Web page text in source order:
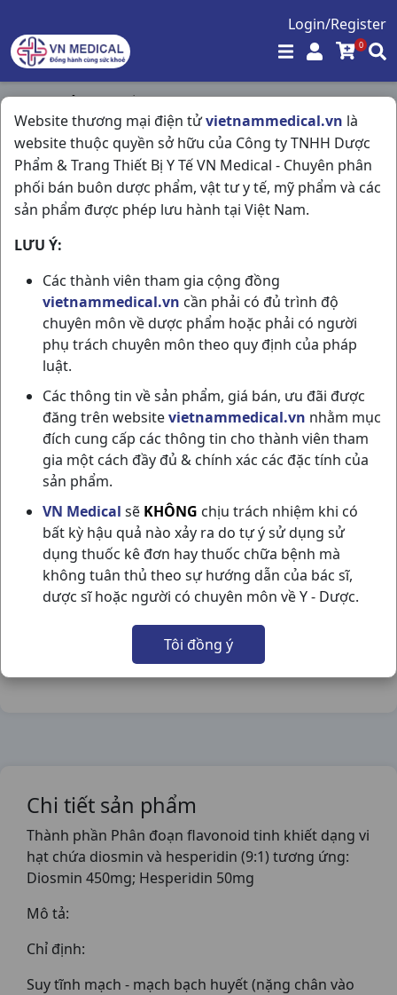
Login/Register
0
Website thương mại điện tửvietnammedical.vn là
website thuộc quyền sở hữu của Công ty TNHH Dược
Phẩm & Trang Thiết Bị Y Tế VN Medical - Chuyên phân
phối bán buôn dược phẩm, vật tư y tế, mỹ phẩm và các
sản phẩm được phép lưu hành tại Việt Nam.
LƯU Ý:
Các thành viên tham gia cộng đồng
vietnammedical.vn cần phải có đủ trình độ
chuyên môn về dược phẩm hoặc phải có người
phụ trách chuyên môn theo quy định của pháp
luật.
Các thông tin về sản phẩm, giá bán, ưu đãi được
đăng trên websitevietnammedical.vn nhằm mục
đích cung cấp các thông tin cho thành viên tham
gia một cách đầy đủ & chính xác các đặc tính của
sản phẩm.
VN Medical sẽ KHÔNG chịu trách nhiệm khi có
bất kỳ hậu quả nào xảy ra do tự ý sử dụng sử
dụng thuốc kê đơn hay thuốc chữa bệnh mà
không tuân thủ theo sự hướng dẫn của bác sĩ,
dược sĩ hoặc người có chuyên môn về Y - Dược.
Tôi đồng ý
Trang chủ / Thuốc Khác /
Henex 500mg H100v ABBOTT
HENEX 500MG H100V ABBOTT
NSX:ABBOTT
Nhóm hàng:Thuốc Khác,
Chia sẻ qua mạng xã hội:
Chi tiết sản phẩm
Thành phần Phân đoạn flavonoid tinh khiết dạng vi
hạt chứa diosmin và hesperidin (9:1) tương ứng:
Diosmin 450mg; Hesperidin 50mg
Mô tả:
Chỉ định:
Suy tĩnh mạch - mạch bạch huyết (nặng chân vào